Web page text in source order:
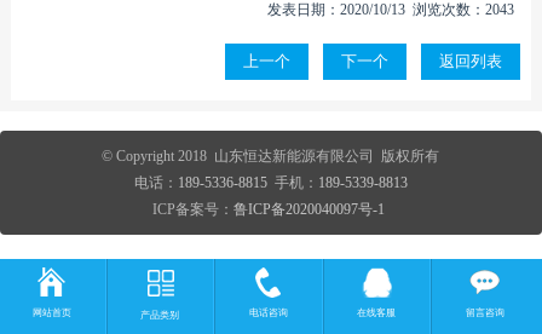
发表日期：2020/10/13 浏览次数：2043
上一个 下一个 返回列表
© Copyright 2018 山东恒达新能源有限公司 版权所有
电话： 189-5336-8815手机： 189-5339-8813
ICP备案号：鲁ICP备2020040097号-1
网站首页 产品类别 电话咨询 在线客服 留言咨询